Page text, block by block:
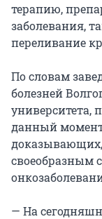
терапию,
заболевания,
переливание
По словам
болезней
университета,
данный
своеобразным
— На